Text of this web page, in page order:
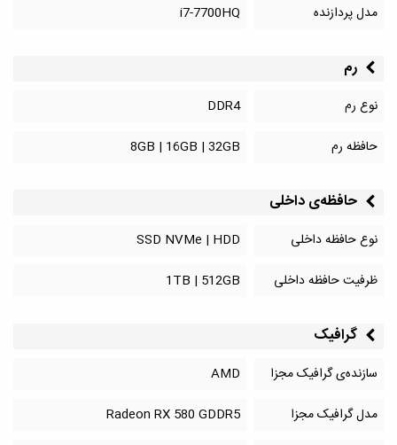
مدل پردازنده i7-7700HQ
رم
نوع رم
DDR4
حافظه رم
8GB | 16GB | 32GB
حافظه‌‌ی داخلی
نوع حافظه داخلی
SSD NVMe | HDD
ظرفیت حافظه داخلی
1TB | 512GB
گرافیک
سازنده‌ی گرافیک مجزا
AMD
مدل گرافیک مجزا
Radeon RX 580 GDDR5